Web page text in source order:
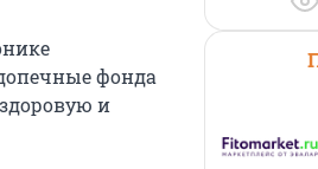
фонда
и